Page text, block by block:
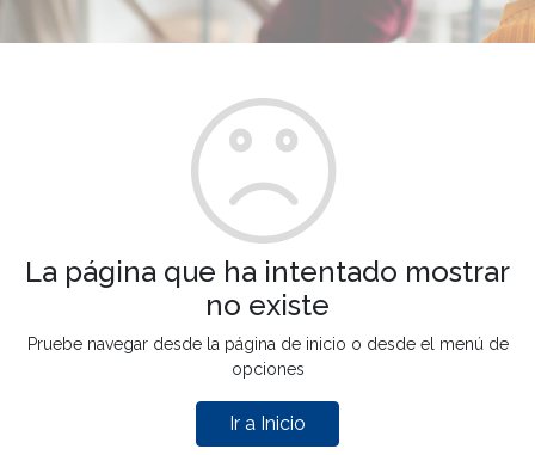
La página que ha intentado mostrar
no existe
Pruebe navegar desde la página de inicio o desde el menú de
opciones
Ir a Inicio